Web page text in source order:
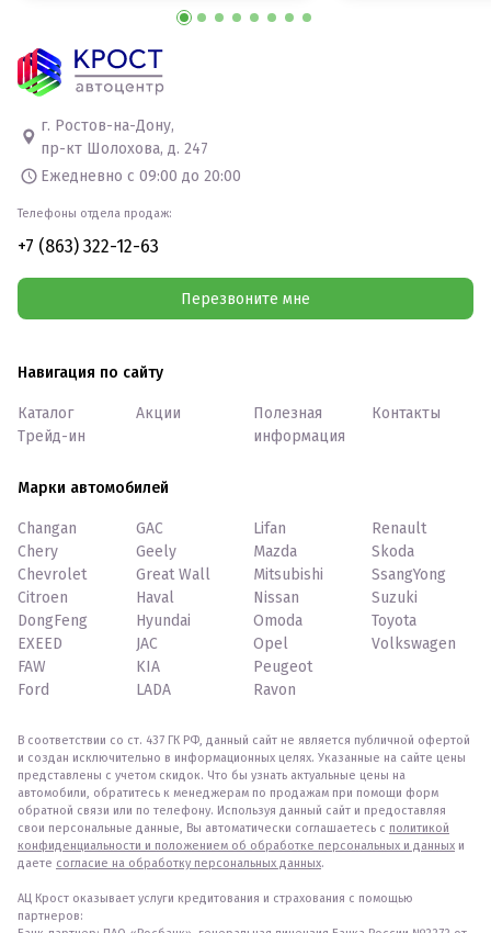
г. Ростов-на-Дону,
пр-кт Шолохова, д. 247
Ежедневно с 09:00 до 20:00
Телефоны отдела продаж:
+7 (863) 322-12-63
Перезвоните мне
Навигация по сайту
Каталог
Трейд-ин
Акции
Полезная
информация
Контакты
Марки автомобилей
Changan
Chery
Chevrolet
Citroen
DongFeng
EXEED
FAW
Ford
GAC
Geely
Great Wall
Haval
Hyundai
JAC
KIA
LADA
Lifan
Mazda
Mitsubishi
Nissan
Omoda
Opel
Peugeot
Ravon
Renault
Skoda
SsangYong
Suzuki
Toyota
Volkswagen
В соответствии со ст. 437 ГК РФ, данный сайт не является публичной офертой
и создан исключительно в информационных целях. Указанные на сайте цены
представлены с учетом скидок. Что бы узнать актуальные цены на
автомобили, обратитесь к менеджерам по продажам при помощи форм
обратной связи или по телефону. Используя данный сайт и предоставляя
свои персональные данные, Вы автоматически соглашаетесь с политикой
конфиденциальности и положением об обработке персональных и данных и
даете согласие на обработку персональных данных.
АЦ Крост оказывает услуги кредитования и страхования с помощью
партнеров: